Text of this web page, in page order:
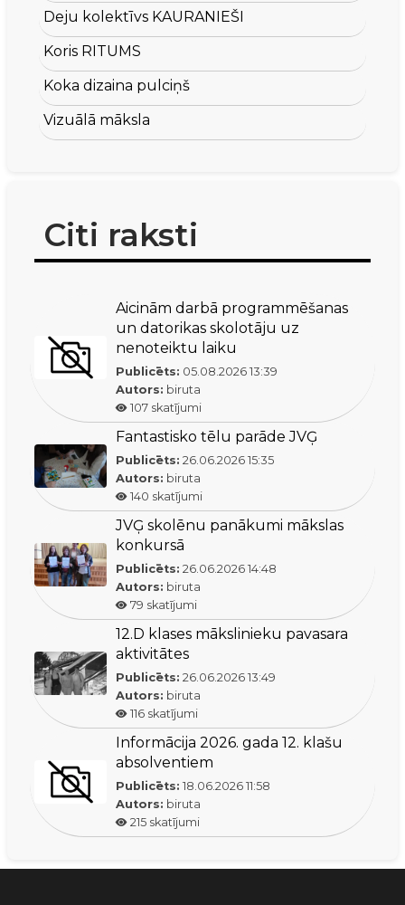
Deju kolektīvs KAURANIEŠI
Koris RITUMS
Koka dizaina pulciņš
Vizuālā māksla
Citi raksti
Aicinām darbā programmēšanas
un datorikas skolotāju uz
nenoteiktu laiku
Publicēts: 05.08.2026 13:39
Autors: biruta
107 skatījumi
Fantastisko tēlu parāde JVĢ
Publicēts: 26.06.2026 15:35
Autors: biruta
140 skatījumi
JVĢ skolēnu panākumi mākslas
konkursā
Publicēts: 26.06.2026 14:48
Autors: biruta
79 skatījumi
12.D klases mākslinieku pavasara
aktivitātes
Publicēts: 26.06.2026 13:49
Autors: biruta
116 skatījumi
Informācija 2026. gada 12. klašu
absolventiem
Publicēts: 18.06.2026 11:58
Autors: biruta
215 skatījumi